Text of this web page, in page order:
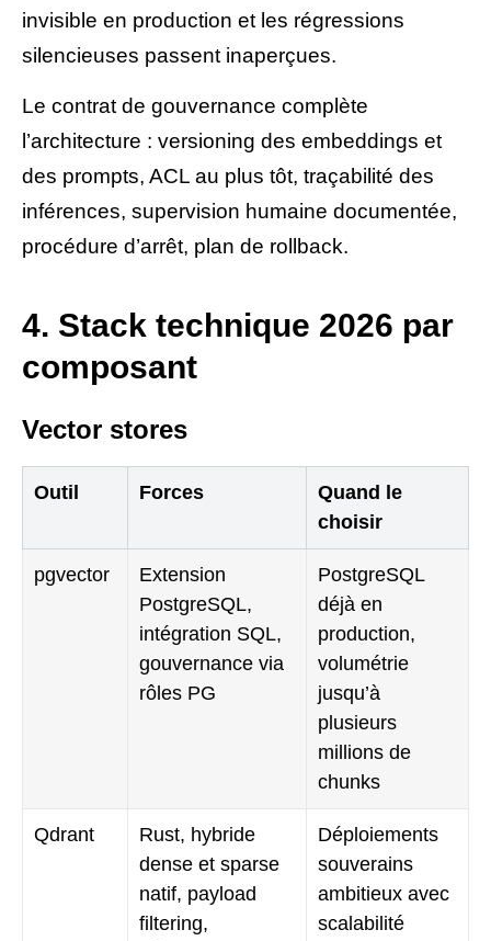
invisible en production et les régressions
silencieuses passent inaperçues.
Le contrat de gouvernance complète
l’architecture : versioning des embeddings et
des prompts, ACL au plus tôt, traçabilité des
inférences, supervision humaine documentée,
procédure d’arrêt, plan de rollback.
4. Stack technique 2026 par
composant
Vector stores
Outil Forces
Quand le
choisir
pgvector
Extension
PostgreSQL,
intégration SQL,
gouvernance via
rôles PG
PostgreSQL
déjà en
production,
volumétrie
jusqu’à
plusieurs
millions de
chunks
Qdrant
Rust, hybride
dense et sparse
natif, payload
filtering,
Déploiements
souverains
ambitieux avec
scalabilité